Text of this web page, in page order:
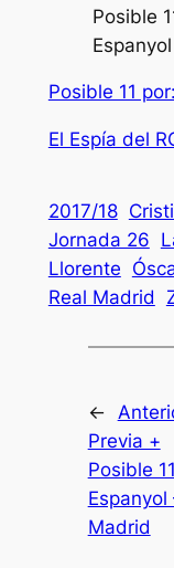
Posible
Posible 11
El Espía del
2017/18
Jornada 26
Llorente
Real Madrid
←
Previa +
Posible
Espanyol
Madrid